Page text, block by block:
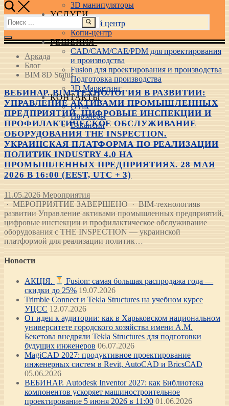
3D манипуляторы
УСЛУГИ
Учебный центр
Копи-центр
РЕШЕНИЯ
CAD/CAM/CAE/PDM для проектирования
и производства
Fusion для проектирования и производства
Подготовка производства
3D Маркетинг
КОНТАКТЫ
О нас
Партнеры
Вакансии
Найти:
Аркада
Блог
BIM 8D Status
ВЕБИНАР. BIM-ТЕХНОЛОГИЯ В РАЗВИТИИ:
УПРАВЛЕНИЕ АКТИВАМИ ПРОМЫШЛЕННЫХ
ПРЕДПРИЯТИЙ, ЦИФРОВЫЕ ИНСПЕКЦИИ И
ПРОФИЛАКТИЧЕСКОЕ ОБСЛУЖИВАНИЕ
ОБОРУДОВАНИЯ THE INSPECTION.
УКРАИНСКАЯ ПЛАТФОРМА ПО РЕАЛИЗАЦИИ
ПОЛИТИК INDUSTRY 4.0 НА
ПРОМЫШЛЕННЫХ ПРЕДПРИЯТИЯХ. 28 МАЯ
2026 В 16:00 (EEST, UTC + 3)
11.05.2026 Мероприятия
· МЕРОПРИЯТИЕ ЗАВЕРШЕНО · BIM-технологияв
развитии Управление активами промышленных предприятий,
цифровые инспекции и профилактическое обслуживание
оборудования с THE INSPECTION — украинской
платформой для реализации политик…
Новости
АКЦІЯ.
Fusion: самая большая распродажа года —
скидки до 25% 19.07.2026
Trimble Connect и Tekla Structures на учебном курсе
УЦСС 12.07.2026
От идеи к аудитории: как в Харьковском национальном
университете городского хозяйства имени А.М.
Бекетова внедряли Tekla Structures для подготовки
будущих инженеров 06.07.2026
MagiCAD 2027: продуктивное проектирование
инженерных систем в Revit, AutoCAD и BricsCAD
05.06.2026
ВЕБИНАР. Autodesk Inventor 2027: как Библиотека
компонентов ускоряет машиностроительное
проектирование 5 июня 2026 в 11:00 01.06.2026